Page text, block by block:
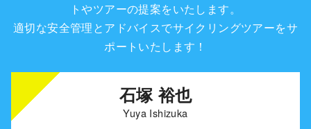
トやツアーの提案をいたします。
適切な安全管理とアドバイスでサイクリングツアーをサ
ポートいたします！
石塚 裕也
Yuya Ishizuka